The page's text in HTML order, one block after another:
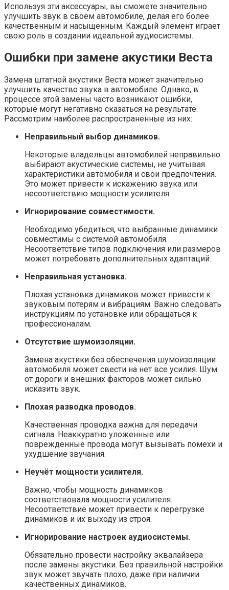
Используя эти аксессуары, вы сможете значительно
улучшить звук в своём автомобиле, делая его более
качественным и насыщенным. Каждый элемент играет
свою роль в создании идеальной аудиосистемы.
Ошибки при замене акустики Веста
Замена штатной акустики Веста может значительно
улучшить качество звука в автомобиле. Однако, в
процессе этой замены часто возникают ошибки,
которые могут негативно сказаться на результате.
Рассмотрим наиболее распространенные из них:
Неправильный выбор динамиков.
Некоторые владельцы автомобилей неправильно
выбирают акустические системы, не учитывая
характеристики автомобиля и свои предпочтения.
Это может привести к искажению звука или
несоответствию мощности усилителя.
Игнорирование совместимости.
Необходимо убедиться, что выбранные динамики
совместимы с системой автомобиля.
Несоответствие типов подключения или размеров
может потребовать дополнительных адаптаций.
Неправильная установка.
Плохая установка динамиков может привести к
звуковым потерям и вибрациям. Важно следовать
инструкциям по установке или обращаться к
профессионалам.
Отсутствие шумоизоляции.
Замена акустики без обеспечения шумоизоляции
автомобиля может свести на нет все усилия. Шум
от дороги и внешних факторов может сильно
исказить звук.
Плохая разводка проводов.
Качественная проводка важна для передачи
сигнала. Неаккуратно уложенные или
поврежденные провода могут вызывать помехи и
ухудшение звучания.
Неучёт мощности усилителя.
Важно, чтобы мощность динамиков
соответствовала мощности усилителя.
Несоответствие может привести к перегрузке
динамиков и их выходу из строя.
Игнорирование настроек аудиосистемы.
Обязательно провести настройку эквалайзера
после замены акустики. Без правильной настройки
звук может звучать плохо, даже при наличии
качественных динамиков.